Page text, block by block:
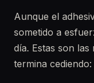
Aunque el
sometido a
día. Estas son
termina cediendo: